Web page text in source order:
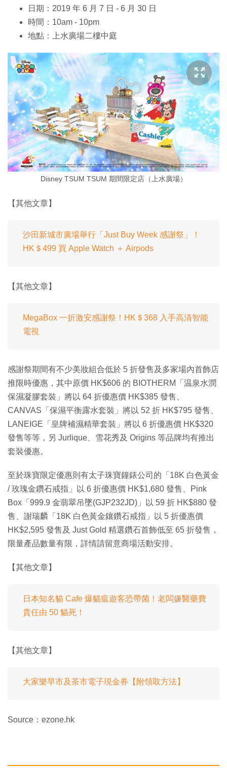
日期：2019 年 6 月 7 日 - 6 月 30 日
時間：10am - 10pm
地點：上水廣場二樓中庭
Disney TSUM TSUM 期間限定店（上水廣場）
【其他文章】
沙田新城市廣場舉行「Just Buy Week 感謝祭」！
HK＄499 買 Apple Watch ＋ Airpods
【其他文章】
MegaBox 一折激安感謝祭！HK＄368 入手高清智能
電視
感謝祭期間有不少美妝組合低於 5 折發售及多家場內首飾店
推限時優惠，其中原價 HK$606 的 BIOTHERM「温泉水潤
保濕凝膠套裝」將以 64 折優惠價 HK$385 發售、
CANVAS「保濕平衡露水套裝」將以 52 折 HK$795 發售、
LANEIGE「皇牌補濕精華套裝」將以 6 折優惠價 HK$320
發售等等，另 Jurlique、雪花秀及 Origins 等品牌均有推出
套裝優惠。
至於珠寶限定優惠則有太子珠寶鐘錶公司的「18K 白色黃金
/ 玫瑰金鑽石戒指」以 6 折優惠價 HK$1,680 發售、Pink
Box「999.9 金翡翠吊墜(GJP232JD)」以 59 折 HK$880 發
售、謝瑞麟「18K 白色黃金鑲鑽石戒指」以 5 折優惠價
HK$2,595 發售及 Just Gold 精選鑽石首飾低至 65 折發售，
限量產品數量有限，詳情請留意商場活動安排。
【其他文章】
日本知名貓 Cafe 爆貓瘟遊客恐帶菌！老闆嫌醫藥費
貴任由 50 貓死！
【其他文章】
大家樂早市及茶市電子現金券【附領取方法】
Source：ezone.hk